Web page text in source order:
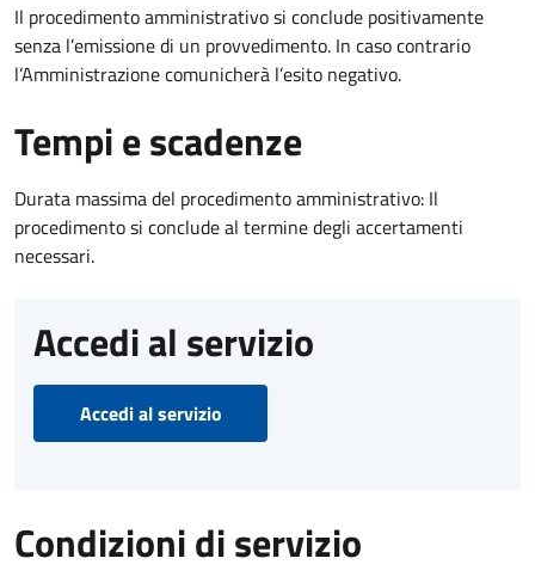
Il procedimento amministrativo si conclude positivamente
senza l’emissione di un provvedimento. In caso contrario
l’Amministrazione comunicherà l’esito negativo.
Tempi e scadenze
Durata massima del procedimento amministrativo: Il
procedimento si conclude al termine degli accertamenti
necessari.
Accedi al servizio
Accedi al servizio
Condizioni di servizio